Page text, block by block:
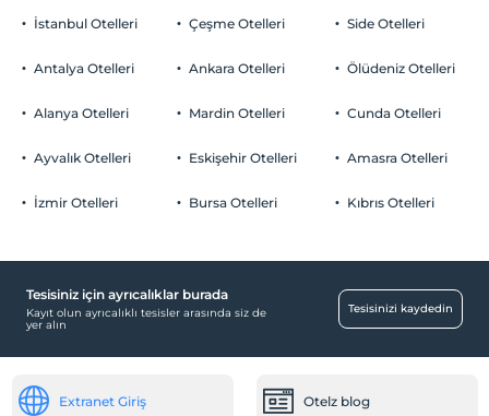
İstanbul Otelleri
Antalya Otelleri
Alanya Otelleri
Ayvalık Otelleri
İzmir Otelleri
Çeşme Otelleri
Ankara Otelleri
Mardin Otelleri
Eskişehir Otelleri
Bursa Otelleri
Side Otelleri
Ölüdeniz Otelleri
Cunda Otelleri
Amasra Otelleri
Kıbrıs Otelleri
Tesisiniz için ayrıcalıklar burada
Kayıt olun ayrıcalıklı tesisler arasında siz de
yer alın
Tesisinizi kaydedin
Extranet Giriş Otelz blog